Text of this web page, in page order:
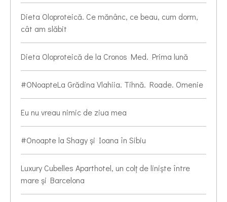
Dieta Oloproteică. Ce mănânc, ce beau, cum dorm,
cât am slăbit
Dieta Oloproteică de la Cronos Med. Prima lună
#ONoapteLa Grădina Vlahiia. Tihnă. Roade. Omenie
Eu nu vreau nimic de ziua mea
#Onoapte la Shagy și Ioana în Sibiu
Luxury Cubelles Aparthotel, un colț de liniște între
mare și Barcelona